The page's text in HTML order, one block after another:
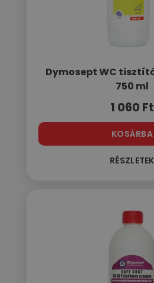
Dymosept WC
750 ml
1 060 Ft
KOSÁRBA
RÉSZLETEK